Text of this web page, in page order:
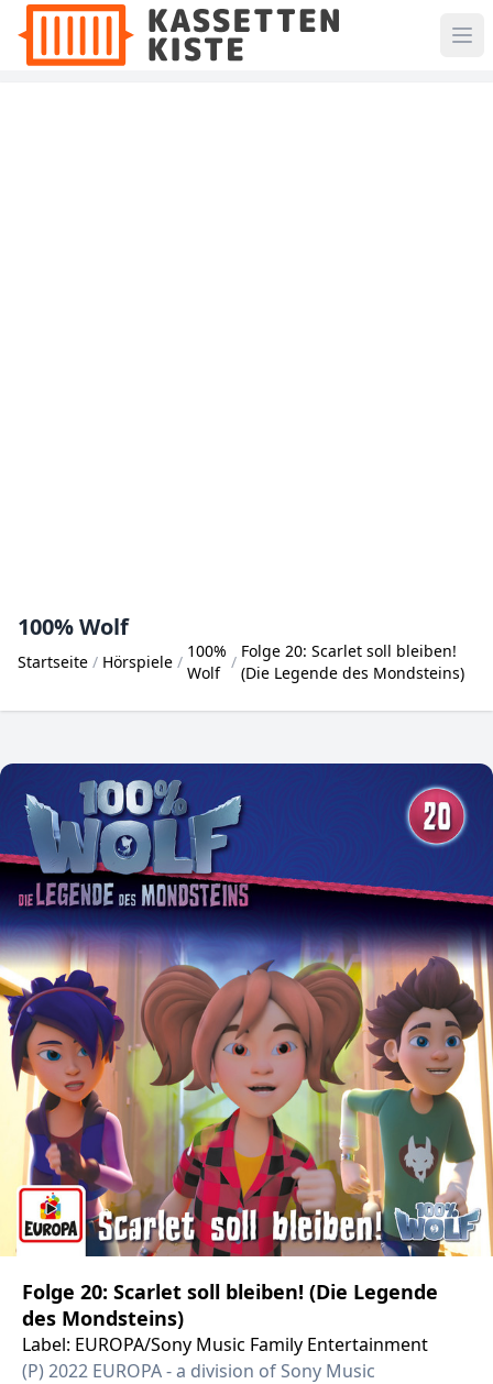
100% Wolf
Startseite Hörspiele
100%
Wolf
Folge 20: Scarlet soll bleiben!
(Die Legende des Mondsteins)
Folge 20: Scarlet soll bleiben! (Die Legende
des Mondsteins)
Label: EUROPA/Sony Music Family Entertainment
(P) 2022 EUROPA - a division of Sony Music